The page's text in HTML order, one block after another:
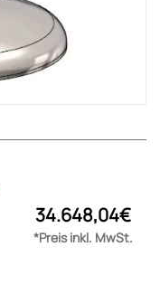
34.648,04€
*Preis inkl. MwSt.